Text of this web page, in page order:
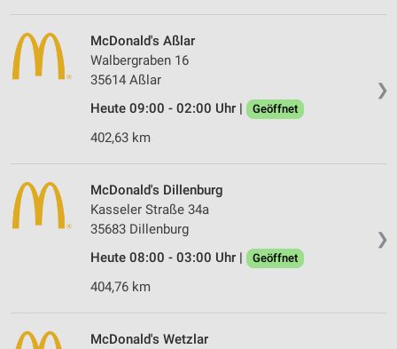
❯
McDonald's Aßlar
Walbergraben 16
35614 Aßlar
Heute 09:00 - 02:00 Uhr |
Geöffnet
402,63 km
❯
McDonald's Dillenburg
Kasseler Straße 34a
35683 Dillenburg
Heute 08:00 - 03:00 Uhr |
Geöffnet
404,76 km
McDonald's Wetzlar